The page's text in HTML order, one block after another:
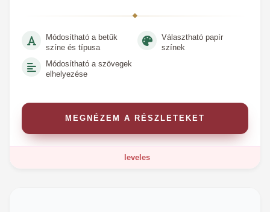
Módosítható a betűk
színe és típusa
Választható papír
színek
Módosítható a szövegek
elhelyezése
MEGNÉZEM A RÉSZLETEKET
leveles